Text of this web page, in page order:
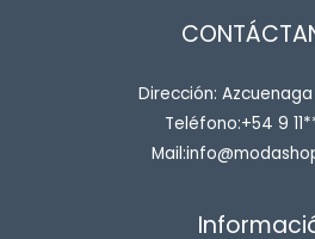
Dirección: Azcuenaga
Teléfono:+54 9